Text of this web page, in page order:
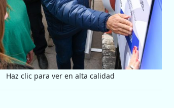
Haz clic para ver en alta calidad